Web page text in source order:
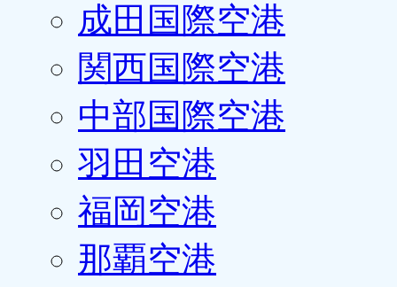
成田国際空港
関西国際空港
中部国際空港
羽田空港
福岡空港
那覇空港